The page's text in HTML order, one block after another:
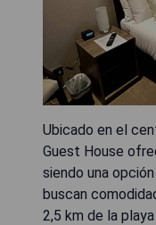
Ubicado en el
Guest House
siendo una
buscan
2,5 km de la